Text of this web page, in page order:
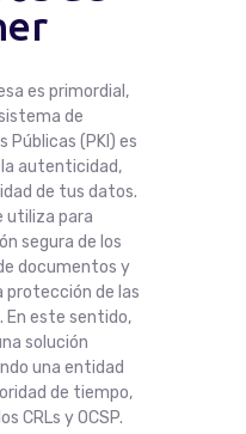
es primordial,
de
Públicas (PKI) es
autenticidad,
de tus datos.
utiliza para
segura de los
documentos y
protección de las
En este sentido,
solución
una entidad
de tiempo,
CRLs y OCSP.